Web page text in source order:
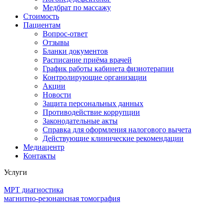
Медбрат по массажу
Стоимость
Пациентам
Вопрос-ответ
Отзывы
Бланки документов
Расписание приёма врачей
График работы кабинета физиотерапии
Контролирующие организации
Акции
Новости
Защита персональных данных
Противодействие коррупции
Законодательные акты
Справка для оформления налогового вычета
Действующие клинические рекомендации
Медиацентр
Контакты
Услуги
МРТ диагностика
магнитно-резонансная томография